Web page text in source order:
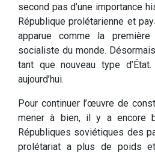
second pas d’une importance
République prolétarienne et
apparue comme la
socialiste du monde.
tant que nouveau type
aujourd’hui.
Pour continuer l’œuvre de
mener à bien, il y a encore
Républiques soviétiques des
prolétariat a plus de poids